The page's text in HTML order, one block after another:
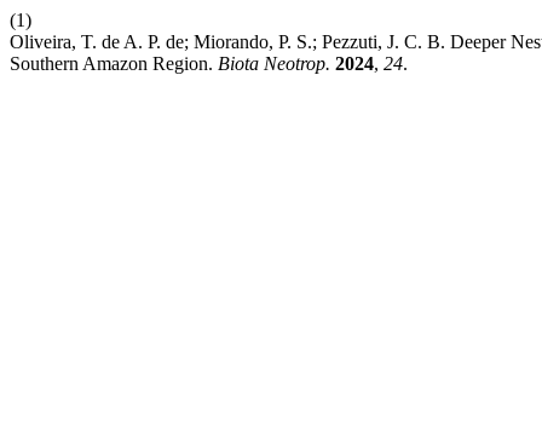
(1)
Oliveira, T. de A. P. de; Miorando, P. S.; Pezzuti, J. C. B. Deeper
Southern Amazon Region. Biota Neotrop. 2024, 24.